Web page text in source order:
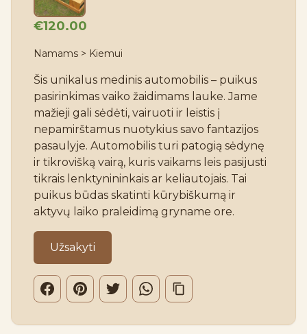
€120.00
Namams > Kiemui
Šis unikalus medinis automobilis – puikus
pasirinkimas vaiko žaidimams lauke. Jame
mažieji gali sėdėti, vairuoti ir leistis į
nepamirštamus nuotykius savo fantazijos
pasaulyje. Automobilis turi patogią sėdynę
ir tikrovišką vairą, kuris vaikams leis pasijusti
tikrais lenktynininkais ar keliautojais. Tai
puikus būdas skatinti kūrybiškumą ir
aktyvų laiko praleidimą gryname ore.
Užsakyti